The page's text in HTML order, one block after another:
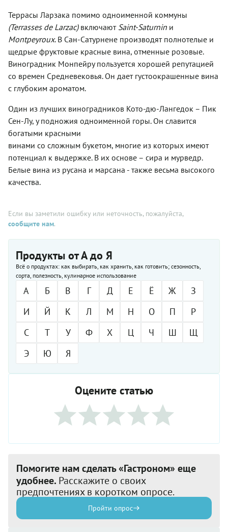
Террасы Ларзака помимо одноименной коммуны
(Terrasses de Larzac)включают Saint-Saturnin и
Montpeyroux. В Сан-Сатурнене производят полнотелые и
щедрые фруктовые красные вина, отменные розовые.
Виноградник Монпейру пользуется хорошей репутацией
со времен Средневековья. Он дает густоокрашенные вина
с глубоким ароматом.
Один из лучших виноградников Кото-дю-Лангедок – Пик
Сен-Лу, у подножия одноименной горы. Он славится
богатыми красными
винами со сложным букетом, многие из которых имеют
потенциал к выдержке. В их основе – сира и мурведр.
Белые вина из русана и марсана - также весьма высокого
качества.
Если вы заметили ошибку или неточность, пожалуйста,
сообщите нам.
Продукты от А до Я
Всё о продуктах: как выбирать, как хранить, как готовить; сезонность,
сорта, полезность, кулинарное использование
А Б В Г Д Е Ё Ж
З
И
Й К Л М Н О П
Р
С
Т У Ф Х Ц Ч Ш
Щ
Э
Ю Я
Оцените статью
Помогите нам сделать «Гастроном» еще
удобнее. Расскажите о своих
предпочтениях в коротком опросе.
Пройти опрос